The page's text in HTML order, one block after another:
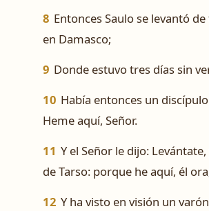
8 Entonces Saulo se levantó
en Damasco;
9 Donde estuvo tres días sin
10 Había entonces un
Heme aquí, Señor.
11 Y el Señor le dijo:
de Tarso: porque he aquí, él
12 Y ha visto en visión un